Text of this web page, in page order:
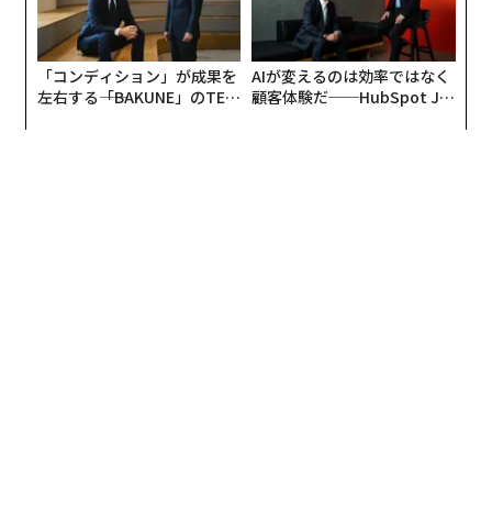
「コンディション」が成果を
左右する――「BAKUNE」のTEN
AIが変えるのは効率ではなく
顧客体験だ──HubSpot Ja